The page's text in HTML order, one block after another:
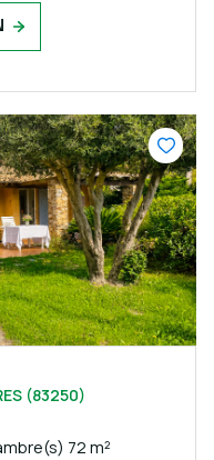
(83250)
Maison 4 pièce(s) 3 chambre(s) 72 m²